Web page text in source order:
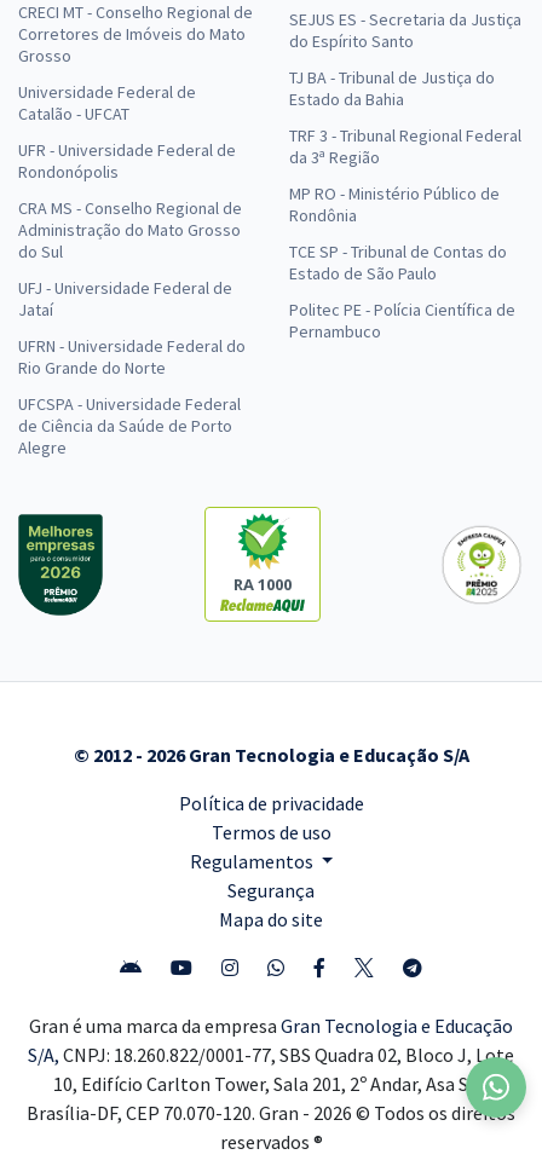
CRECI MT - Conselho Regional de
Corretores de Imóveis do Mato
Grosso
Universidade Federal de
Catalão - UFCAT
UFR - Universidade Federal de
Rondonópolis
CRA MS - Conselho Regional de
Administração do Mato Grosso
do Sul
UFJ - Universidade Federal de
Jataí
UFRN - Universidade Federal do
Rio Grande do Norte
UFCSPA - Universidade Federal
de Ciência da Saúde de Porto
Alegre
SEJUS ES - Secretaria da Justiça
do Espírito Santo
TJ BA - Tribunal de Justiça do
Estado da Bahia
TRF 3 - Tribunal Regional Federal
da 3ª Região
MP RO - Ministério Público de
Rondônia
TCE SP - Tribunal de Contas do
Estado de São Paulo
Politec PE - Polícia Científica de
Pernambuco
RA 1000
© 2012 - 2026 Gran Tecnologia e Educação S/A
Política de privacidade
Termos de uso
Regulamentos
Segurança
Mapa do site
Gran é uma marca da empresa Gran Tecnologia e Educação
S/A, CNPJ: 18.260.822/0001-77, SBS Quadra 02, Bloco J, Lote
10, Edifício Carlton Tower, Sala 201, 2º Andar, Asa Sul,
Brasília-DF, CEP 70.070-120. Gran - 2026 © Todos os direitos
reservados ®